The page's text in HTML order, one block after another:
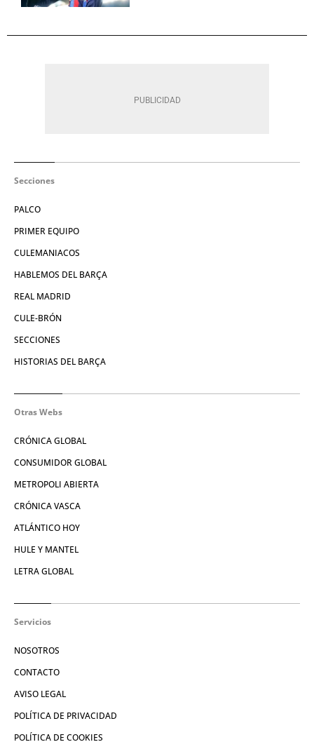
Secciones
PALCO
PRIMER EQUIPO
CULEMANIACOS
HABLEMOS DEL BARÇA
REAL MADRID
CULE-BRÓN
SECCIONES
HISTORIAS DEL BARÇA
Otras Webs
CRÓNICA GLOBAL
CONSUMIDOR GLOBAL
METROPOLI ABIERTA
CRÓNICA VASCA
ATLÁNTICO HOY
HULE Y MANTEL
LETRA GLOBAL
Servicios
NOSOTROS
CONTACTO
AVISO LEGAL
POLÍTICA DE PRIVACIDAD
POLÍTICA DE COOKIES